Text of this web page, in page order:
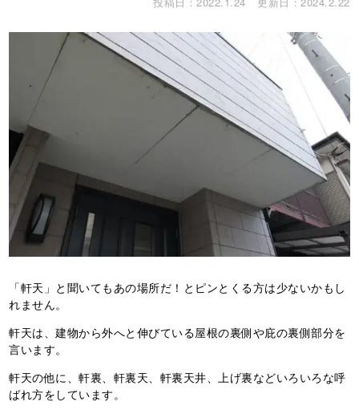
「軒天」と聞いてもあの場所だ！とピンとくる方は少ないかもし
れません。
軒天は、建物から外へと伸びている屋根の裏側や庇の裏側部分を
言います。
軒天の他に、軒裏、軒裏天、軒裏天井、上げ裏などいろいろな呼
ばれ方をしています。